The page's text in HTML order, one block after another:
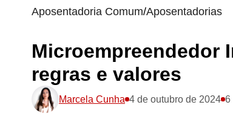
Aposentadoria Comum/Aposentadorias
Microempreendedor
regras e valores
Marcela Cunha 4 de outubro de 2024 6